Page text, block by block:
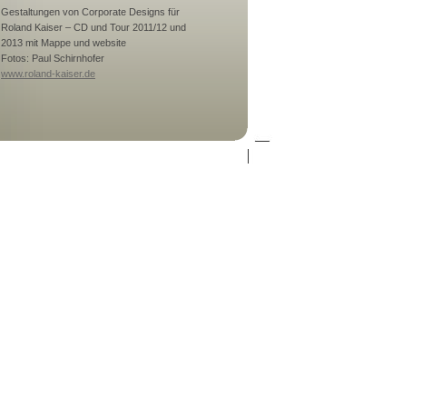
Gestaltungen von Corporate Designs für
Roland Kaiser – CD und Tour 2011/12 und
2013 mit Mappe und website
Fotos: Paul Schirnhofer
www.roland-kaiser.de